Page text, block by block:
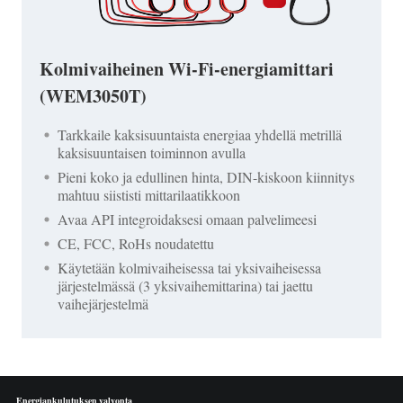
Kolmivaiheinen Wi-Fi-energiamittari
(WEM3050T)
Tarkkaile kaksisuuntaista energiaa yhdellä metrillä
kaksisuuntaisen toiminnon avulla
Pieni koko ja edullinen hinta, DIN-kiskoon kiinnitys
mahtuu siististi mittarilaatikkoon
Avaa API integroidaksesi omaan palvelimeesi
CE, FCC, RoHs noudatettu
Käytetään kolmivaiheisessa tai yksivaiheisessa
järjestelmässä (3 yksivaihemittarina) tai jaettu
vaihejärjestelmä
Energiankulutuksen valvonta